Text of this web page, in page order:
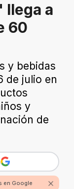
llega a
60
y bebidas
de julio en
y
de
en Google